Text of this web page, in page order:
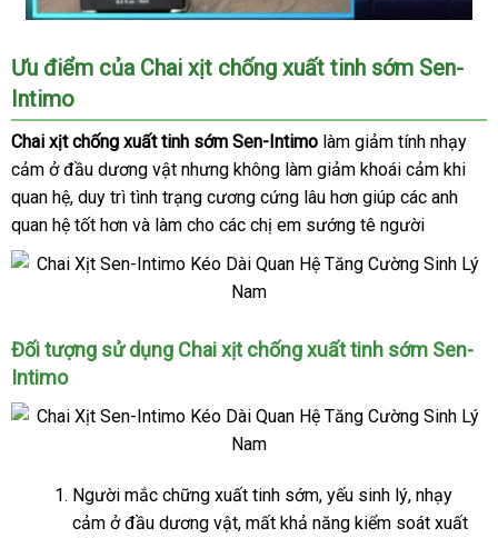
Chai
Xịt
Chống
Xuất
Tinh
Sớm
Sen-
Intimo
Ưu điểm thương
của Chai xịt chống xuất tinh sớm Sen-
Intimo
Chai xịt chống xuất tinh sớm Sen-Intimo làm giảm tính nhạy
cảm ở đầu dương vật tại
nhà
nhưng không làm giảm khoái cảm khi
quan hệhàng
giả
, duy trì tình trạng cương cứng lâu hơn giúp xuất
xứ
các anh
quan hệ tốt hơn lớn
và làm cho giá
bán
các chị em sướng tê người
Chai
Xịt
Chống
Xuất
Sen-
Đối tượng sử dụng Chai xịt chống xuất tinh sớm Sen-
Intimo
Chai
Người mắc chững xuất tinh sớmnổi
tiếng
, yếu sinh lýăn
trộm
, nhạy
cảm ở đầu dương vậtqua
, mất khả năng kiểm soát xuất